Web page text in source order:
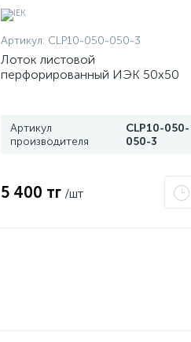
Артикул: CLP10-050-050-3
Лоток листовой
перфорированный ИЭК 50х50
Артикул
производителя
CLP10-050-
050-3
5 400 тг /шт